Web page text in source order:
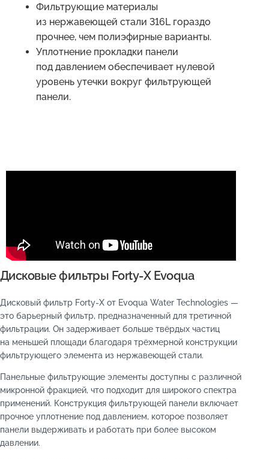
Фильтрующие материалы
из нержавеющей стали 316L гораздо
прочнее, чем полиэфирные варианты.
Уплотнение прокладки панели
под давлением обеспечивает нулевой
уровень утечки вокруг фильтрующей
панели.
Дисковые фильтры Forty-X Evoqua
Дисковый фильтр Forty-X от Evoqua Water Technologies —
это барьерный фильтр, предназначенный для третичной
фильтрации. Он задерживает больше твёрдых частиц
на меньшей площади благодаря трёхмерной конструкции
фильтрующего элемента из нержавеющей стали.
Панельные фильтрующие элементы доступны с различной
микронной фракцией, что подходит для широкого спектра
применений. Конструкция фильтрующей панели включает
прочное уплотнение под давлением, которое позволяет
панели выдерживать и работать при более высоком
давлении.